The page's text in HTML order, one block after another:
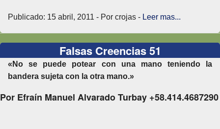
Publicado: 15 abril, 2011 - Por crojas - Leer mas...
Falsas Creencias 51
«No se puede potear con una mano teniendo la
bandera sujeta con la otra mano.»
Por Efraín Manuel Alvarado Turbay +58.414.4687290